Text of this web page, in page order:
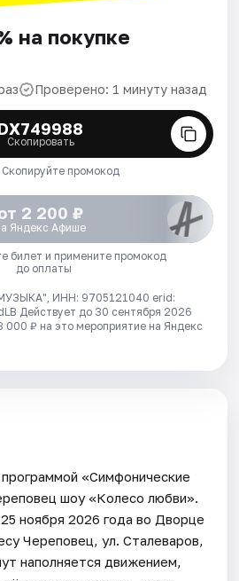
на покупке
Проверено: 1 минуту назад
Скопировать
Скопируйте промокод
2 200 ₽
Яндекс Афише
билет и примените промокод
до оплаты
ИНН: 9705121040 erid:
Действует до 30 сентября 2026
000 ₽ на это мероприятие на Яндекс
«Симфонические
шоу «Колесо любви».
ноября 2026 года во Дворце
Череповец, ул. Сталеваров,
наполняется движением,